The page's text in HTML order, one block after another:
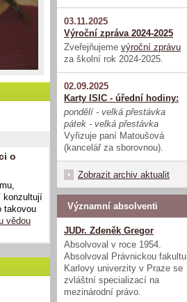
o
konzultují
takovou
vědou
03.11.2025
Výroční zpráva 2024-2025
Zveřejňujeme výroční zprávu
za školní rok 2024-2025.
02.09.2025
Karty ISIC - úřední hodiny:
pondělí - velká přestávka
pátek - velká přestávka
Vyřizuje paní Matoušová
(kancelář za sborovnou).
Zobrazit archiv aktualit
Významní absolventi
JUDr. Zdeněk Gregor
Absolvoval v roce 1954.
Absolvoval Právnickou fakultu
Karlovy univerzity v Praze se
zvláštní specializací na
mezinárodní právo.